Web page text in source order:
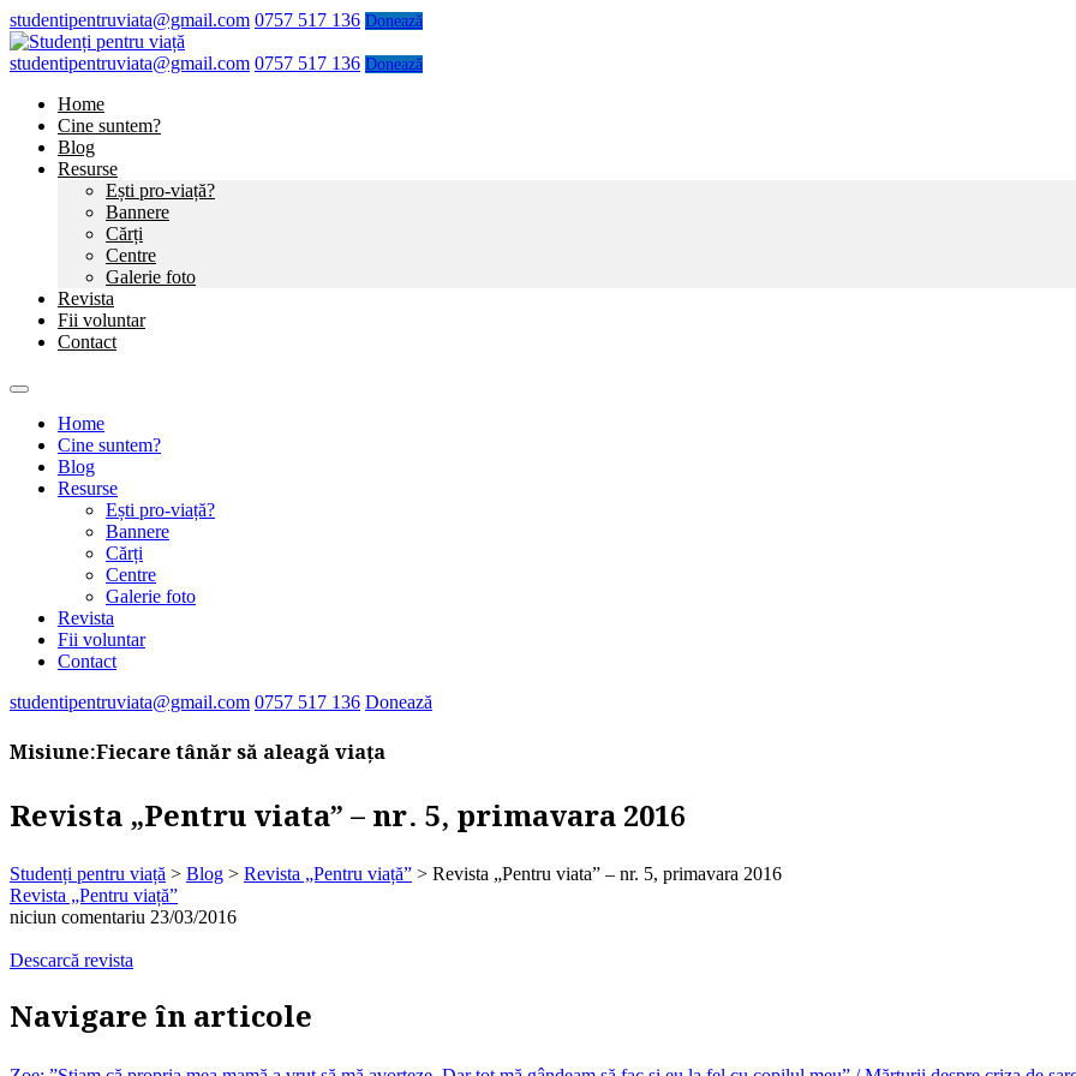
studentipentruviata@gmail.com 0757 517 136 Donează
studentipentruviata@gmail.com 0757 517 136 Donează
Home
Cine suntem?
Blog
Resurse
Ești pro-viață?
Bannere
Cărți
Centre
Galerie foto
Revista
Fii voluntar
Contact
Home
Cine suntem?
Blog
Resurse
Ești pro-viață?
Bannere
Cărți
Centre
Galerie foto
Revista
Fii voluntar
Contact
studentipentruviata@gmail.com 0757 517 136 Donează
Misiune:Fiecare tânăr să aleagă viața
Revista „Pentru viata” – nr. 5, primavara 2016
Studenți pentru viață > Blog > Revista „Pentru viață” > Revista „Pentru viata” – nr. 5, primavara 2016
Revista „Pentru viață”
niciun comentariu 23/03/2016
Descarcă revista
Navigare în articole